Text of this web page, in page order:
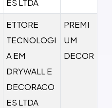
ES LTDA
ETTORE
TECNOLOGI
A EM
DRYWALL E
DECORACO
ES LTDA
PREMI
UM
DECOR